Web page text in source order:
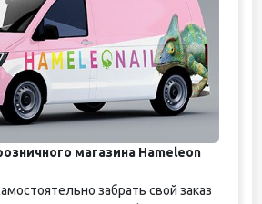
магазина Hameleon
забрать свой заказ